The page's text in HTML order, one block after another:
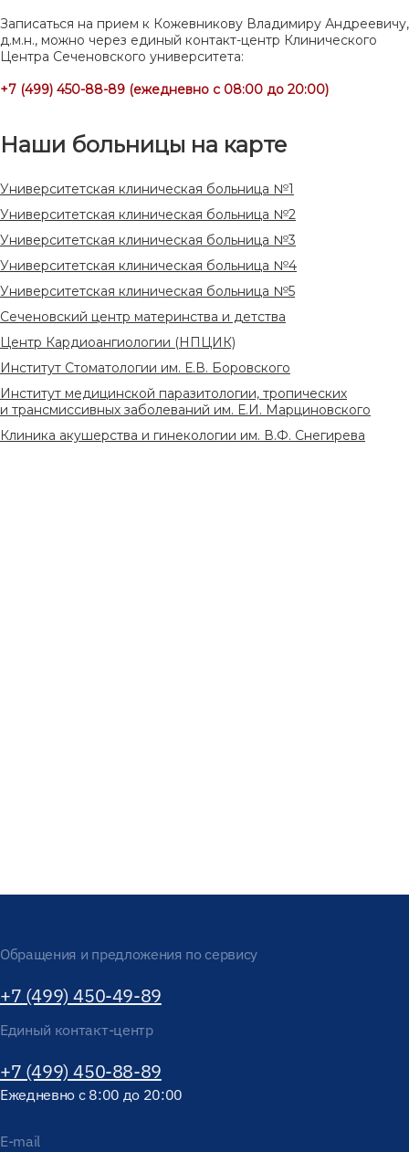
Записаться на прием к Кожевникову Владимиру Андреевичу,
д.м.н., можно через единый контакт-центр Клинического
Центра Сеченовского университета:
+7 (499) 450-88-89 (ежедневно с 08:00 до 20:00)
Наши больницы на карте
Университетская клиническая больница №1
Университетская клиническая больница №2
Университетская клиническая больница №3
Университетская клиническая больница №4
Университетская клиническая больница №5
Сеченовский центр материнства и детства
Центр Кардиоангиологии (НПЦИК)
Институт Стоматологии им. Е.В. Боровского
Институт медицинской паразитологии, тропических
и трансмиссивных заболеваний им. Е.И. Марциновского
Клиника акушерства и гинекологии им. В.Ф. Снегирева
Обращения и предложения по сервису
+7 (499) 450-49-89
Единый контакт-центр
+7 (499) 450-88-89
Ежедневно с 8:00 до 20:00
E-mail